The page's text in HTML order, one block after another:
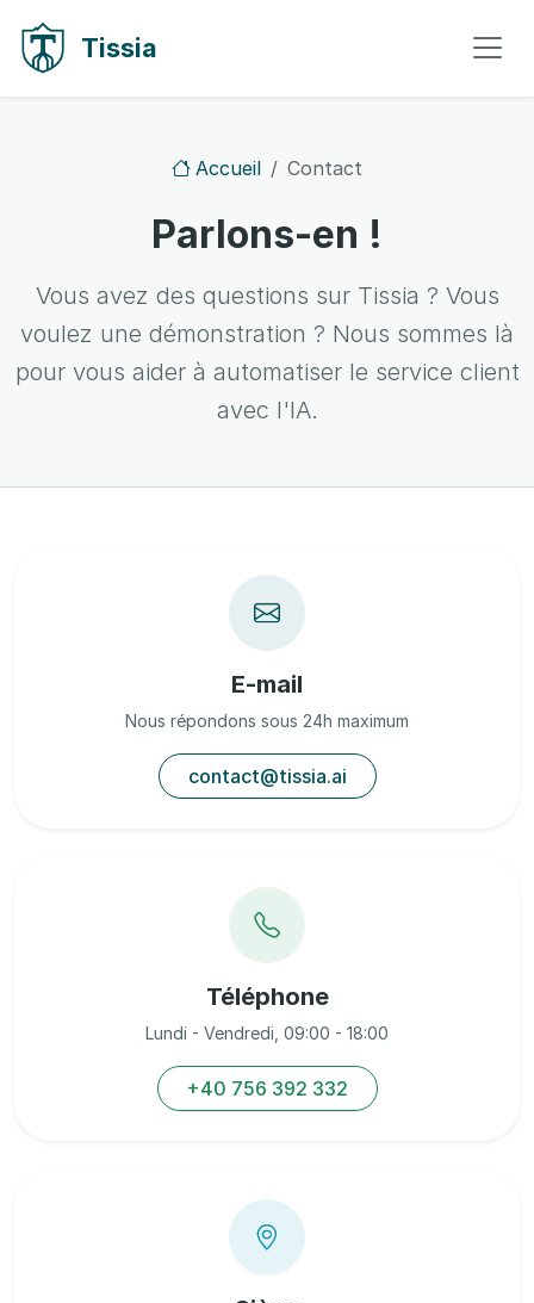
Tissia
Accueil Contact
Parlons-en !
Vous avez des questions sur Tissia ? Vous
voulez une démonstration ? Nous sommes là
pour vous aider à automatiser le service client
avec l'IA.
E-mail
Nous répondons sous 24h maximum
contact@tissia.ai
Téléphone
Lundi - Vendredi, 09:00 - 18:00
+40 756 392 332